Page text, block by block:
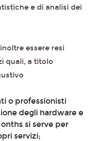
e di analisi dei
essere resi
quali, a titolo
o professionisti
degli hardware e
si serve per
servizi;